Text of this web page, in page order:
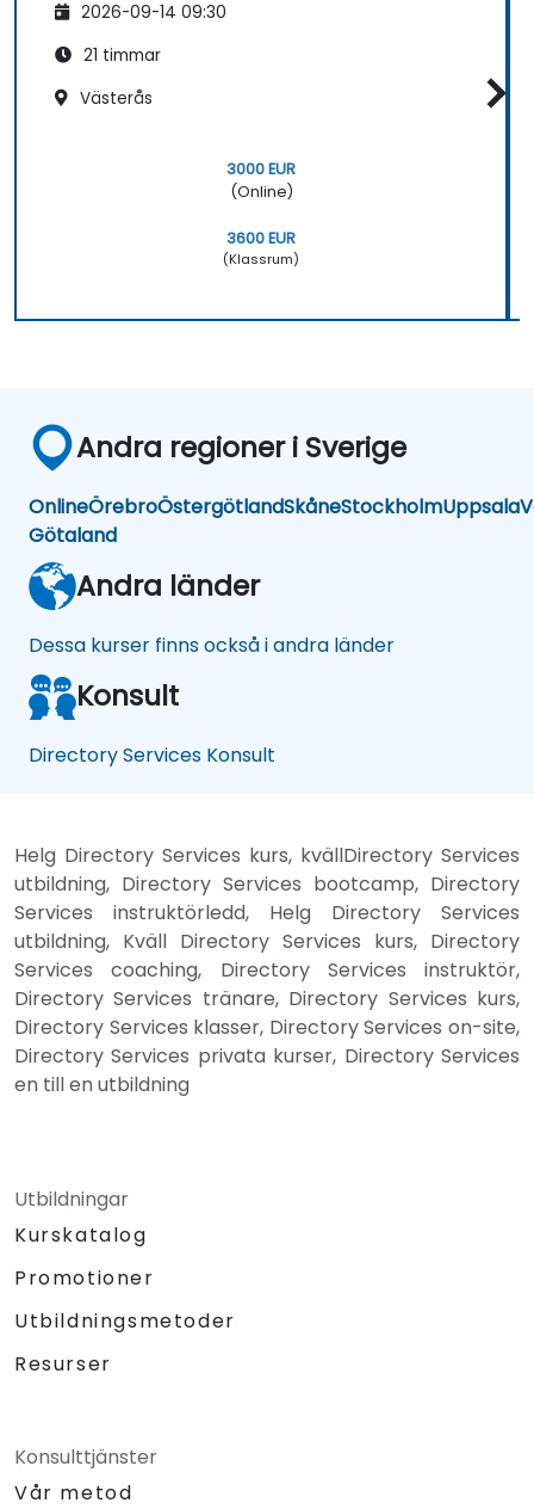
2026-09-14 09:30
21 timmar
Västerås
3000 EUR
(Online)
3600 EUR
(Klassrum)
Andra regioner i Sverige
OnlineÖrebroÖstergötlandSkåneStockholmUppsala
Götaland
Andra länder
Dessa kurser finns också i andra länder
Konsult
Directory Services Konsult
Helg Directory Services kurs, kvällDirectory Services
utbildning, Directory Services bootcamp, Directory
Services instruktörledd, Helg Directory Services
utbildning, Kväll Directory Services kurs, Directory
Services coaching, Directory Services instruktör,
Directory Services tränare, Directory Services kurs,
Directory Services klasser, Directory Services on-site,
Directory Services privata kurser, Directory Services
en till en utbildning
Utbildningar
Kurskatalog
Promotioner
Utbildningsmetoder
Resurser
Konsulttjänster
Vår metod